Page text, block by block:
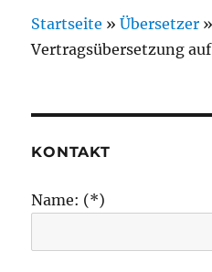
Startseite »Übersetzer
Vertragsübersetzung
KONTAKT
Name: (*)